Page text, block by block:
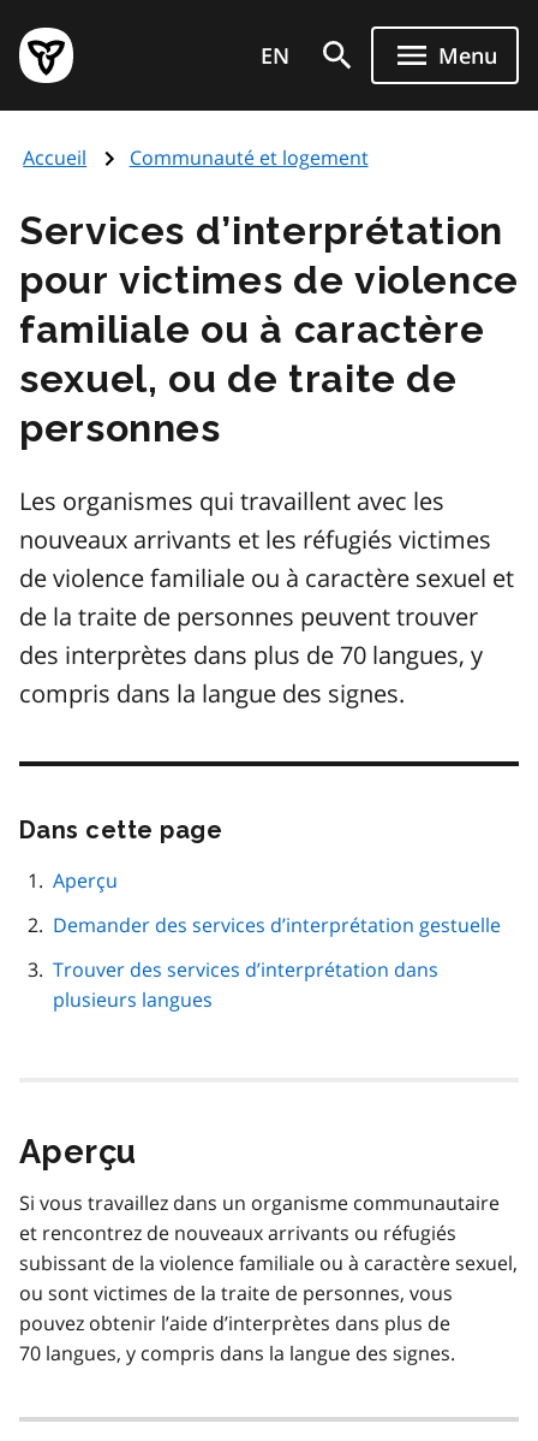
au
contenu
principal
Page
d'accueil
de
EN Menu
Accueil Communauté et logement
Services d’interprétation
pour victimes de violence
familiale ou à caractère
sexuel, ou de traite de
personnes
Les organismes qui travaillent avec les
nouveaux arrivants et les réfugiés victimes
de violence familiale ou à caractère sexuel et
de la traite de personnes peuvent trouver
des interprètes dans plus de 70 langues, y
compris dans la langue des signes.
Dans cette page
page
Aperçu
Demander des services d’interprétation gestuelle
Trouver des services d’interprétation dans
plusieurs langues
Aperçu
Si vous travaillez dans un organisme communautaire
et rencontrez de nouveaux arrivants ou réfugiés
subissant de la violence familiale ou à caractère sexuel,
ou sont victimes de la traite de personnes, vous
pouvez obtenir l’aide d’interprètes dans plus de
70 langues, y compris dans la langue des signes.